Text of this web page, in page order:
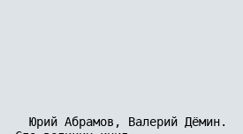
    Юрий Абрамов, Валерий Дёмин.